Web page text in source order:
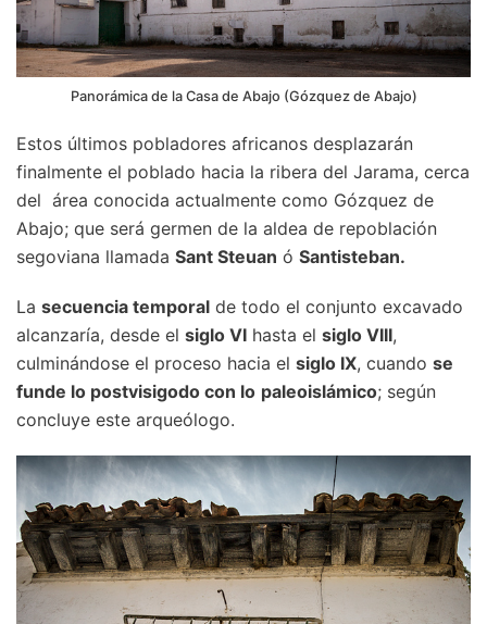
Panorámica de la Casa de Abajo (Gózquez de Abajo)
Estos últimos pobladores africanos desplazarán
finalmente el poblado hacia la ribera del Jarama, cerca
del área conocida actualmente como Gózquez de
Abajo; que será germen de la aldea de repoblación
segoviana llamada Sant Steuan ó Santisteban.
La secuencia temporal de todo el conjunto excavado
alcanzaría, desde el siglo VI hasta el siglo VIII,
culminándose el proceso hacia el siglo IX, cuando se
funde lo postvisigodo con lo paleoislámico; según
concluye este arqueólogo.